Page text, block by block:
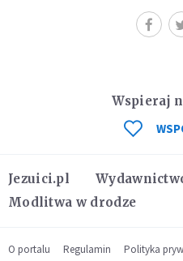
Jezuici.pl
Modlitwa w drodze
Wspieraj
O portalu Regulamin Polityka